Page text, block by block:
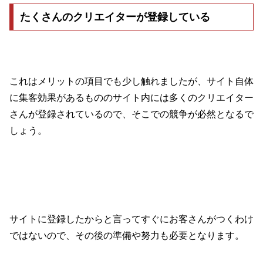
たくさんのクリエイターが登録している
これはメリットの項目でも少し触れましたが、サイト自体
に集客効果があるもののサイト内には多くのクリエイター
さんが登録されているので、そこでの競争が必然となるで
しょう。
サイトに登録したからと言ってすぐにお客さんがつくわけ
ではないので、その後の準備や努力も必要となります。